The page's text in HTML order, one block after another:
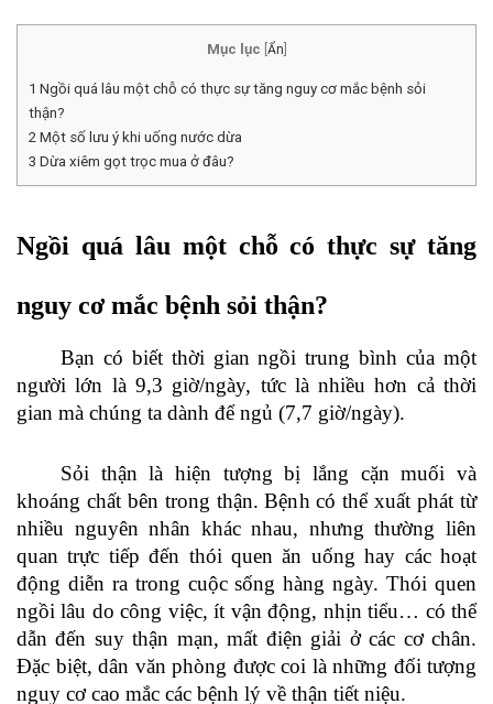
Mục lục Ẩn
1 Ngồi quá lâu một chỗ có thực sự tăng nguy cơ mắc bệnh sỏi
thận?
2 Một số lưu ý khi uống nước dừa
3 Dừa xiêm gọt trọc mua ở đâu?
Ngồi quá lâu một chỗ có thực sự tăng
nguy cơ mắc bệnh sỏi thận?
Bạn có biết thời gian ngồi trung bình của một
người lớn là 9,3 giờ/ngày, tức là nhiều hơn cả thời
gian mà chúng ta dành để ngủ (7,7 giờ/ngày).
Sỏi thận là hiện tượng bị lắng cặn muối và
khoáng chất bên trong thận. Bệnh có thể xuất phát từ
nhiều nguyên nhân khác nhau, nhưng thường liên
quan trực tiếp đến thói quen ăn uống hay các hoạt
động diễn ra trong cuộc sống hàng ngày. Thói quen
ngồi lâu do công việc, ít vận động, nhịn tiểu… có thể
dẫn đến suy thận mạn, mất điện giải ở các cơ chân.
Đặc biệt, dân văn phòng được coi là những đối tượng
nguy cơ cao mắc các bệnh lý về thận tiết niệu.